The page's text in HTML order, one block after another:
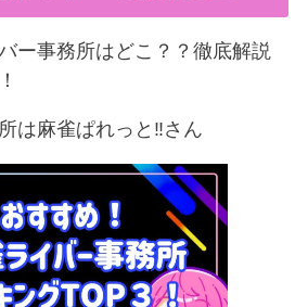
ー事務所はどこ？？徹底解説
は麻雀ぱれっと‼︎さん